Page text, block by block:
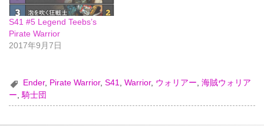
S41 #5 Legend Teebs’s
Pirate Warrior
2017年9月7日
Ender, Pirate Warrior,S41,Warrior, ウォリアー,海賊ウォリア
ー ,騎士団